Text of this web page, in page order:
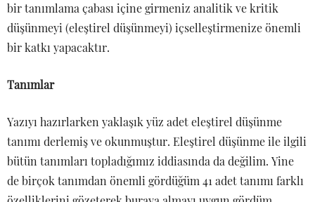
bir tanımlama çabası içine girmeniz analitik ve kritik
düşünmeyi (eleştirel düşünmeyi) içselleştirmenize önemli
bir katkı yapacaktır.
Tanımlar
Yazıyı hazırlarken yaklaşık yüz adet eleştirel düşünme
tanımı derlemiş ve okunmuştur. Eleştirel düşünme ile ilgili
bütün tanımları topladığımız iddiasında da değilim. Yine
de birçok tanımdan önemli gördüğüm 41 adet tanımı farklı